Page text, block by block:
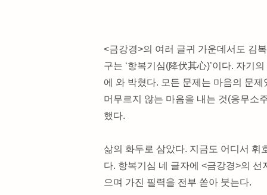
<금강경>의 여러 글귀 가운데서도 김
구는 ‘항복기심(降伏其心)’이다. 자기
에 와 박혔다. 모든 문제는 마음의 문제
머무르지 않는 마음을 내는 것(응무소
했다.
삶의 화두로 삼았다. 지금도 어디서 휘
다. 항복기심 네 글자에 <금강경>의
으며 가진 필력을 전부 쏟아 붓는다.